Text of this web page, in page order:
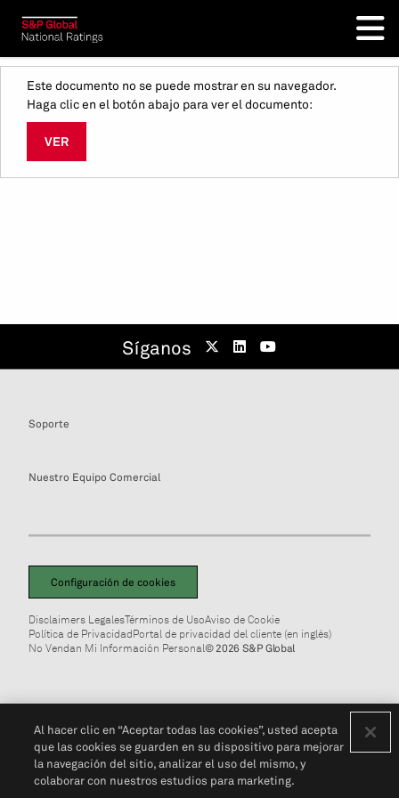
Este documento no se puede mostrar en su navegador.
Haga clic en el botón abajo para ver el documento:
VER
Síganos
Soporte
Nuestro Equipo Comercial
Configuración de cookies
Disclaimers LegalesTérminos de UsoAviso de Cookie
Política de PrivacidadPortal de privacidad del cliente (en inglés)
No Vendan Mi Información Personal© 2026 S&P Global
Al hacer clic en “Aceptar todas las cookies”, usted acepta
que las cookies se guarden en su dispositivo para mejorar
la navegación del sitio, analizar el uso del mismo, y
colaborar con nuestros estudios para marketing.